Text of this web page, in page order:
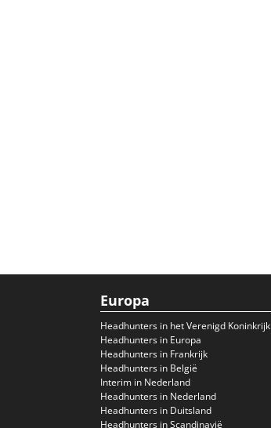
Europa
Headhunters in het Verenigd Koninkrijk
Headhunters in Europa
Headhunters in Frankrijk
Headhunters in België
Interim in Nederland
Headhunters in Nederland
Headhunters in Duitsland
Headhunters in Scandinavië